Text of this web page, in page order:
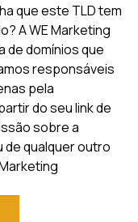
que este TLD tem
A WE Marketing
de domínios que
responsáveis
pela
do seu link de
sobre a
de qualquer outro